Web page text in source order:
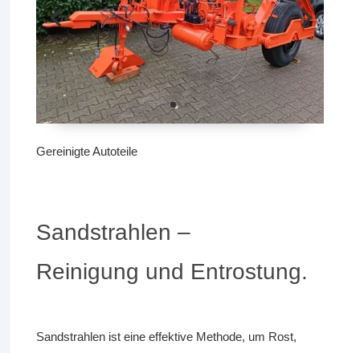
Gereinigte Autoteile
Sandstrahlen –
Reinigung und Entrostung.
Sandstrahlen ist eine effektive Methode, um Rost,